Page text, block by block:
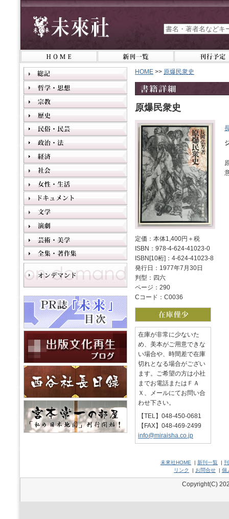
HOME >> 原爆民衆史
原爆民衆史
定価：本体1,400円＋税
ISBN：978-4-624-41023-0
ISBN[10桁]：4-624-41023-8
発行日：1977年7月30日
判型：四六
ページ：290
Cコード：C0036
在庫が非常に少ないた
め、美本がご用意できな
い場合や、時間差で在庫
切れとなる場合がござい
ます。ご希望の方は小社
までお電話またはＦＡ
Ｘ、メールにてお問い合
わせ下さい。
【TEL】048-450-0681
【FAX】048-469-2499
info@miraisha.co.jp
未來社HOME | 新刊一覧 |
リンク
| お問合せ | 個
Copyright(C)